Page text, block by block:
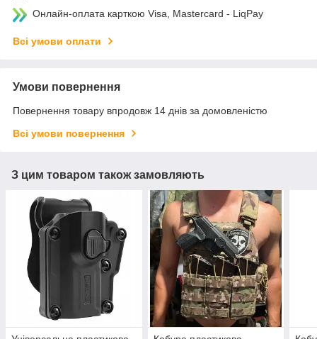
Онлайн-оплата карткою Visa, Mastercard - LiqPay
Всі умови оплати
Умови повернення
Повернення товару впродовж 14 днів за домовленістю
Всі умови повернення
З цим товаром також замовляють